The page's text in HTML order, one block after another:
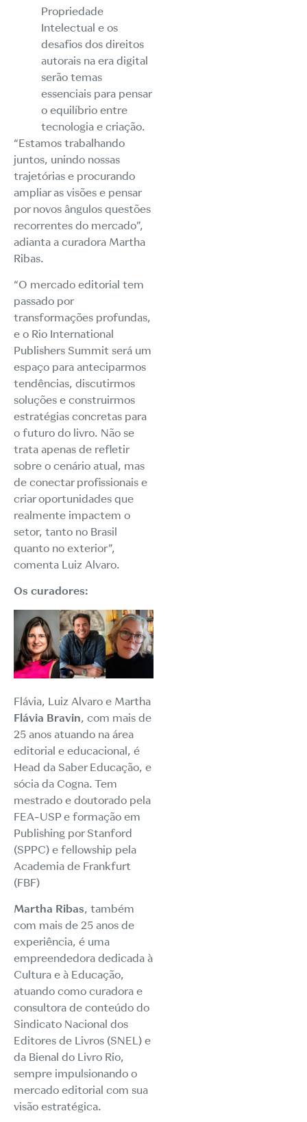
Propriedade
Intelectual e os
desafios dos direitos
autorais na era digital
serão temas
essenciais para pensar
o equilíbrio entre
tecnologia e criação.
“Estamos trabalhando
juntos, unindo nossas
trajetórias e procurando
ampliar as visões e pensar
por novos ângulos questões
recorrentes do mercado”,
adianta a curadora Martha
Ribas.
“O mercado editorial tem
passado por
transformações profundas,
e o Rio International
Publishers Summit será um
espaço para anteciparmos
tendências, discutirmos
soluções e construirmos
estratégias concretas para
o futuro do livro. Não se
trata apenas de refletir
sobre o cenário atual, mas
de conectar profissionais e
criar oportunidades que
realmente impactem o
setor, tanto no Brasil
quanto no exterior”,
comenta Luiz Alvaro.
Os curadores:
Flávia, Luiz Alvaro e Martha
Flávia Bravin, com mais de
25 anos atuando na área
editorial e educacional, é
Head da Saber Educação, e
sócia da Cogna. Tem
mestrado e doutorado pela
FEA-USP e formação em
Publishing por Stanford
(SPPC) e fellowship pela
Academia de Frankfurt
(FBF)
Martha Ribas, também
com mais de 25 anos de
experiência, é uma
empreendedora dedicada à
Cultura e à Educação,
atuando como curadora e
consultora de conteúdo do
Sindicato Nacional dos
Editores de Livros (SNEL) e
da Bienal do Livro Rio,
sempre impulsionando o
mercado editorial com sua
visão estratégica.